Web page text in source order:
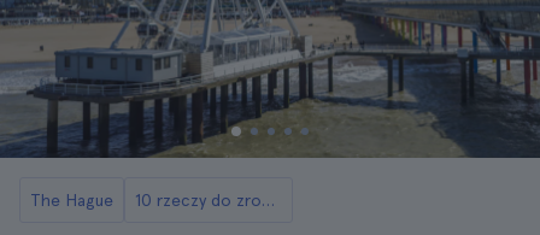
The Hague 10 rzeczy do zrobienia w Hadze